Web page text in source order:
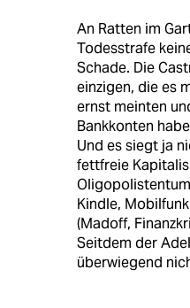
An Ratten im
Todesstrafe
Schade. Die
einzigen, die es
ernst meinten
Bankkonten
Und es siegt ja
fettfreie
Kindle,
(Madoff,
Seitdem der
überwiegend